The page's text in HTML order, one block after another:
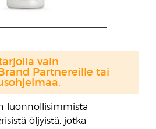
luonnollisimmista
öljyistä, jotka
vain
Partnereille tai